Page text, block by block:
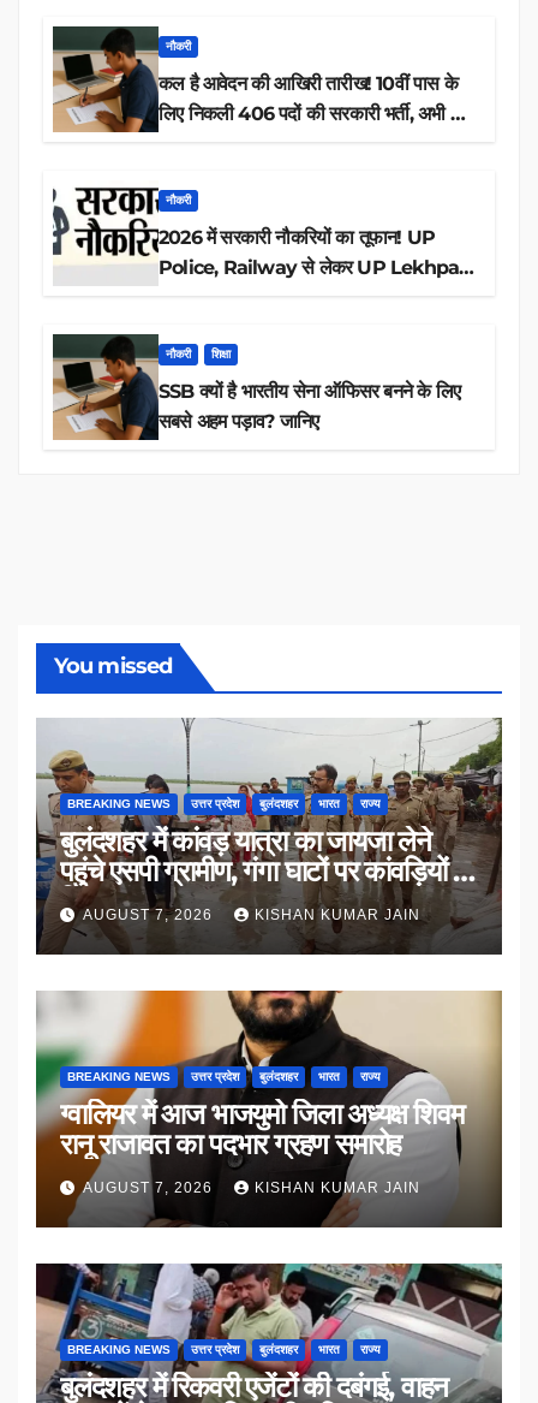
नौकरी
कल है आवेदन की आखिरी तारीख! 10वीं पास के
लिए निकली 406 पदों की सरकारी भर्ती, अभी करें
नौकरी
2026 में सरकारी नौकरियों का तूफान! UP
Police, Railway से लेकर UP Lekhpal
नौकरी शिक्षा
SSB क्यों है भारतीय सेना ऑफिसर बनने के लिए
सबसे अहम पड़ाव? जानिए
You missed
BREAKING NEWS उत्तर प्रदेश बुलंदशहर भारत राज्य
बुलंदशहर में कांवड़ यात्रा का जायजा लेने
पहुंचे एसपी ग्रामीण, गंगा घाटों पर कांवड़ियों से
किया संवाद
AUGUST 7, 2026 KISHAN KUMAR JAIN
BREAKING NEWS उत्तर प्रदेश बुलंदशहर भारत राज्य
ग्वालियर में आज भाजयुमो जिला अध्यक्ष शिवम
रानू राजावत का पदभार ग्रहण समारोह
AUGUST 7, 2026 KISHAN KUMAR JAIN
BREAKING NEWS उत्तर प्रदेश बुलंदशहर भारत राज्य
बुलंदशहर में रिकवरी एजेंटों की दबंगई, वाहन